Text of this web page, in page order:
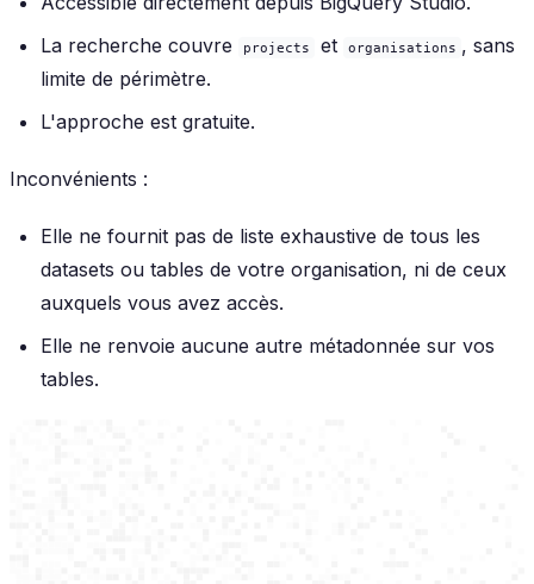
La recherche couvre
projects et organisations , sans
limite de périmètre.
L'approche est gratuite.
Inconvénients :
Elle ne fournit pas de liste exhaustive de tous les
datasets ou tables de votre organisation, ni de ceux
auxquels vous avez accès.
Elle ne renvoie aucune autre métadonnée sur vos
tables.